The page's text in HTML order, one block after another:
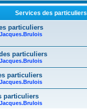
Services des particuliers
particuliers
Jacques.Brulois
particuliers
Jacques.Brulois
particuliers
Jacques.Brulois
particuliers
Jacques.Brulois